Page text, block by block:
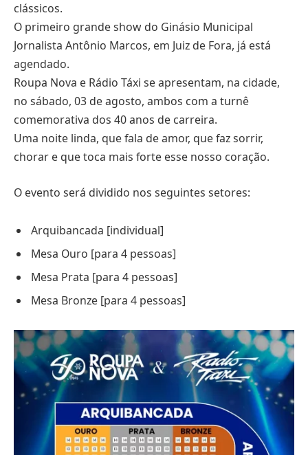
clássicos.
O primeiro grande show do Ginásio Municipal
Jornalista Antônio Marcos, em Juiz de Fora, já está
agendado.
Roupa Nova e Rádio Táxi se apresentam, na cidade,
no sábado, 03 de agosto, ambos com a turnê
comemorativa dos 40 anos de carreira.
Uma noite linda, que fala de amor, que faz sorrir,
chorar e que toca mais forte esse nosso coração.
O evento será dividido nos seguintes setores:
Arquibancada [individual]
Mesa Ouro [para 4 pessoas]
Mesa Prata [para 4 pessoas]
Mesa Bronze [para 4 pessoas]